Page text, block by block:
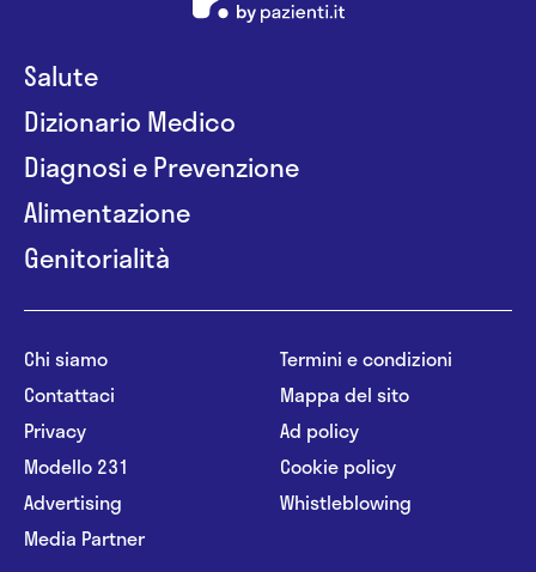
Salute
Dizionario Medico
Diagnosi e Prevenzione
Alimentazione
Genitorialità
Chi siamo
Contattaci
Privacy
Modello 231
Advertising
Media Partner
Termini e condizioni
Mappa del sito
Ad policy
Cookie policy
Whistleblowing